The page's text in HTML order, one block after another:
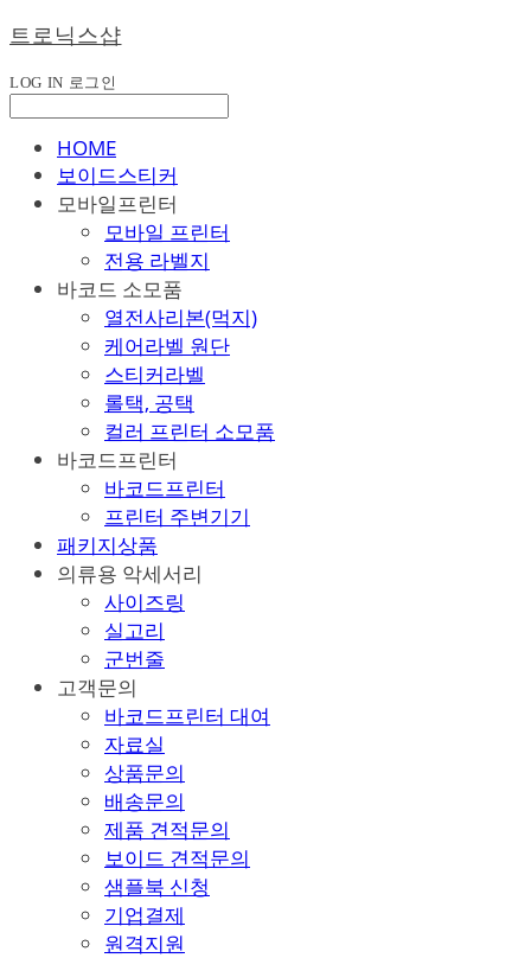
트로닉스샵
LOG IN 로그인
HOME
보이드스티커
모바일프린터
모바일 프린터
전용 라벨지
바코드 소모품
열전사리본(먹지)
케어라벨 원단
스티커라벨
롤택, 공택
컬러 프린터 소모품
바코드프린터
바코드프린터
프린터 주변기기
패키지상품
의류용 악세서리
사이즈링
실고리
군번줄
고객문의
바코드프린터 대여
자료실
상품문의
배송문의
제품 견적문의
보이드 견적문의
샘플북 신청
기업결제
원격지원